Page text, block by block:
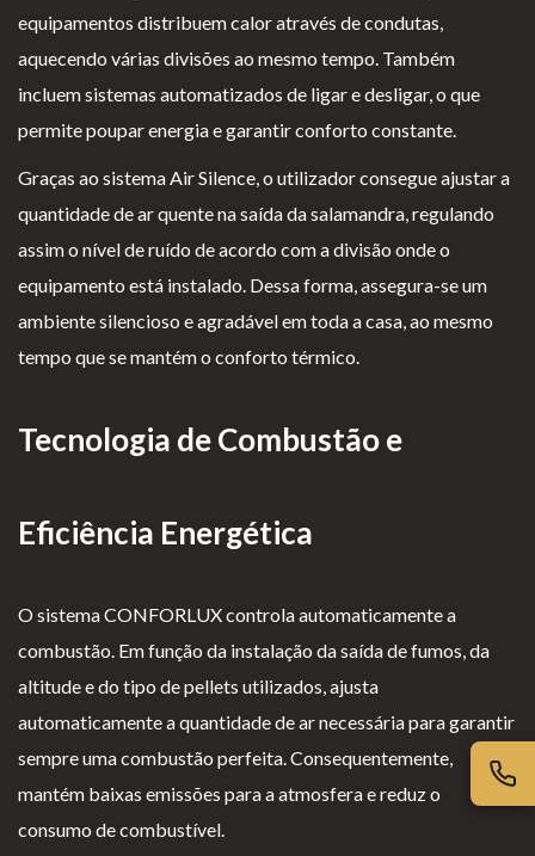
equipamentos distribuem calor através de condutas,
aquecendo várias divisões ao mesmo tempo. Também
incluem sistemas automatizados de ligar e desligar, o que
permite poupar energia e garantir conforto constante.
Graças ao sistema Air Silence, o utilizador consegue ajustar a
quantidade de ar quente na saída da salamandra, regulando
assim o nível de ruído de acordo com a divisão onde o
equipamento está instalado. Dessa forma, assegura-se um
ambiente silencioso e agradável em toda a casa, ao mesmo
tempo que se mantém o conforto térmico.
Tecnologia de Combustão e
Eficiência Energética
O sistema CONFORLUX controla automaticamente a
combustão. Em função da instalação da saída de fumos, da
altitude e do tipo de pellets utilizados, ajusta
automaticamente a quantidade de ar necessária para garantir
sempre uma combustão perfeita. Consequentemente,
mantém baixas emissões para a atmosfera e reduz o
consumo de combustível.
P
olí
ti
ca
d
e
iv
ad
Te
rm
os
e
Co
nd
es
ais
Li
v
r
o
d
e
l
i
s
Li
vr
o
d
e
R
cl
aç
e
s